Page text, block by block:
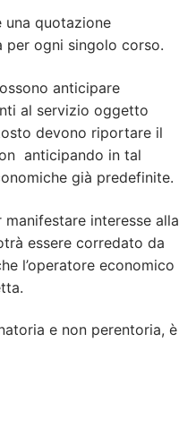
una quotazione
per ogni singolo corso.
anticipare
al servizio oggetto
devono riportare il
anticipando in tal
già predefinite.
interesse alla
essere corredato da
l’operatore economico
e non perentoria, è